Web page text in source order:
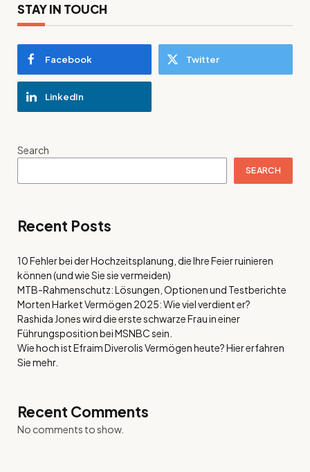
STAY IN TOUCH
Facebook Twitter
LinkedIn
Search
SEARCH
Recent Posts
10 Fehler bei der Hochzeitsplanung, die Ihre Feier ruinieren
können (und wie Sie sie vermeiden)
MTB-Rahmenschutz: Lösungen, Optionen und Testberichte
Morten Harket Vermögen 2025: Wie viel verdient er?
Rashida Jones wird die erste schwarze Frau in einer
Führungsposition bei MSNBC sein.
Wie hoch ist Efraim Diverolis Vermögen heute? Hier erfahren
Sie mehr.
Recent Comments
No comments to show.